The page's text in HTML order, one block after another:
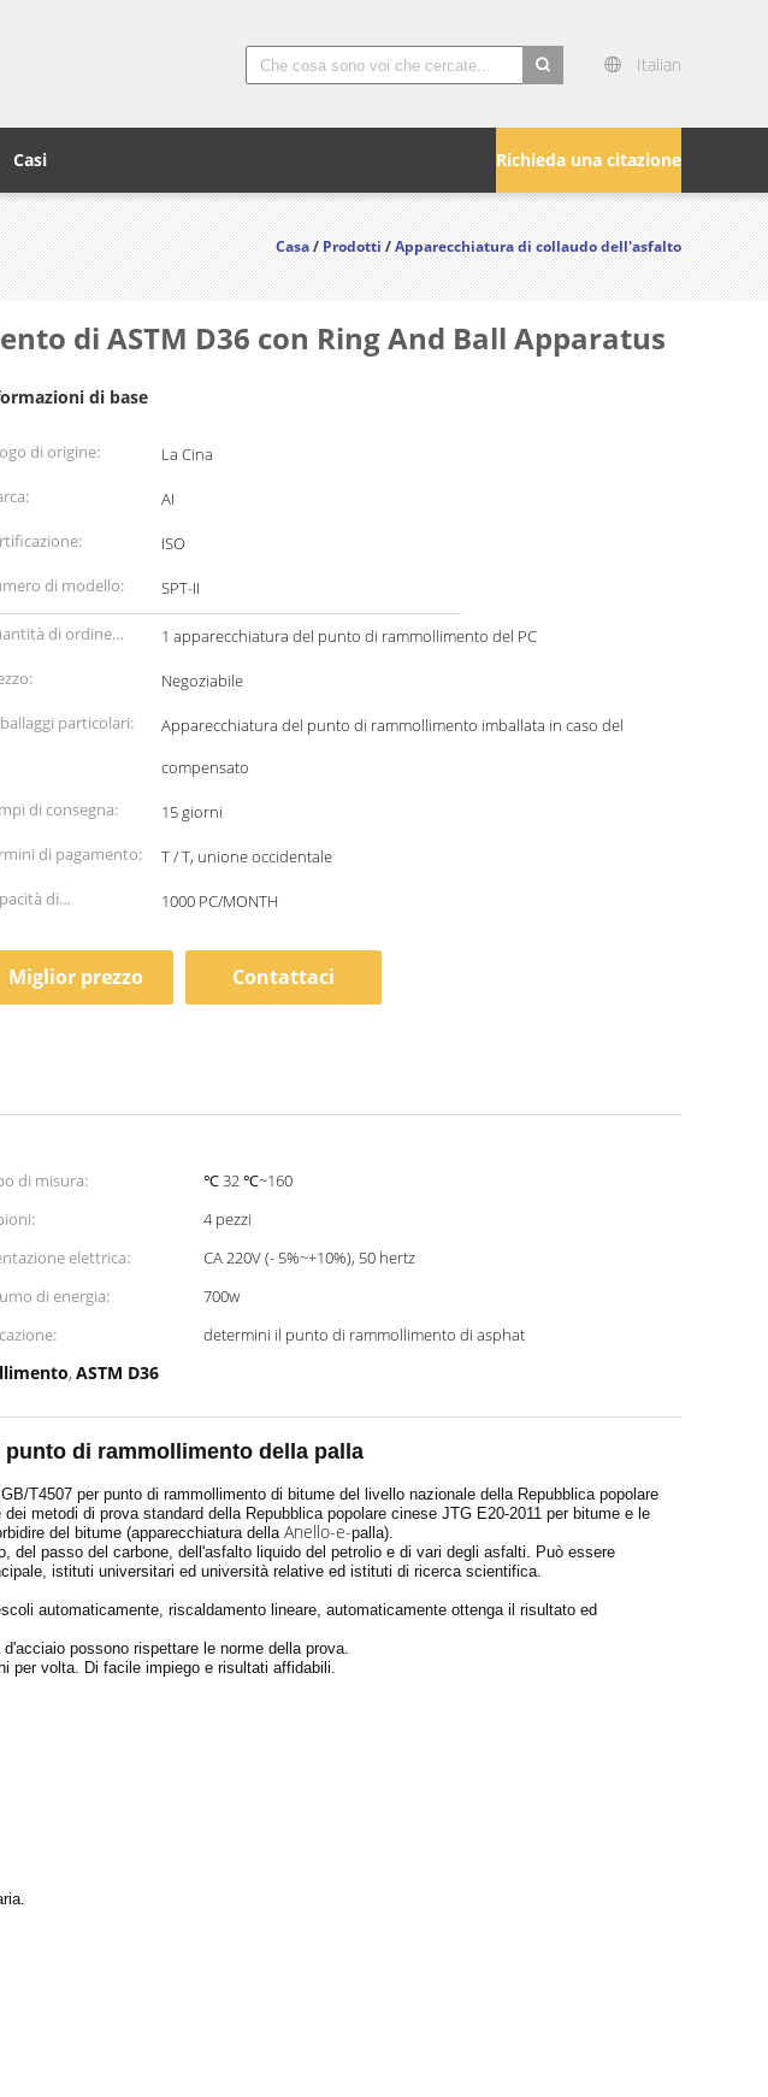
Italian
Richieda una citazione
Casi
Casa/Prodotti/Apparecchiatura di collaudo dell'asfalto
di ASTM D36 con Ring And Ball Apparatus
di base
di origine:
La Cina
AI
ISO
di modello:
SPT-II
di ordine
1 apparecchiatura del punto di rammollimento del PC
Negoziabile
particolari:
Apparecchiatura del punto di rammollimento imballata in caso del
compensato
di consegna:
15 giorni
di pagamento:
T / T, unione occidentale
di
1000 PC/MONTH
Miglior prezzo Contattaci
di misura:
℃ 32 ℃~160
4 pezzi
elettrica:
CA 220V (- 5%~+10%), 50 hertz
di energia:
700w
determini il punto di rammollimento di asphat
, ASTM D36
di rammollimento della palla
T4507 per punto di rammollimento di bitume del livello nazionale della Repubblica popolare
metodi di prova standard della Repubblica popolare cinese JTG E20-2011 per bitume e le
del bitume (apparecchiatura dellaAnello-e-palla).
del passo del carbone, dell'asfalto liquido del petrolio e di vari degli asfalti. Può essere
istituti universitari ed università relative ed istituti di ricerca scientifica.
automaticamente, riscaldamento lineare, automaticamente ottenga il risultato ed
possono rispettare le norme della prova.
per volta. Di facile impiego e risultati affidabili.